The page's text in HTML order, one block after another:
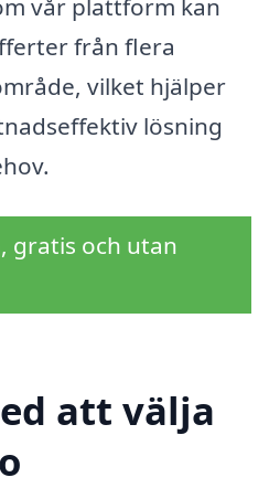
vår plattform kan
från flera
vilket hjälper
lösning
gratis och utan
att välja